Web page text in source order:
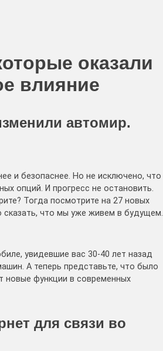
оказали
влияние
автомир.
и безопаснее. Но не исключено, что
опций. И прогресс не остановить.
Тогда посмотрите на 27 новых
сказать, что мы уже живем в будущем.
увидевшие вас 30-40 лет назад
А теперь представьте, что было
новые функции в современных
для связи во